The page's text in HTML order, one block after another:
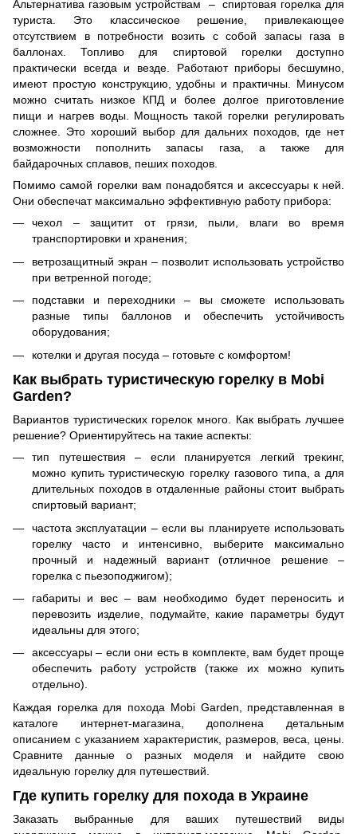
Альтернатива газовым устройствам – спиртовая горелка для
туриста. Это классическое решение, привлекающее
отсутствием в потребности возить с собой запасы газа в
баллонах. Топливо для спиртовой горелки доступно
практически всегда и везде. Работают приборы бесшумно,
имеют простую конструкцию, удобны и практичны. Минусом
можно считать низкое КПД и более долгое приготовление
пищи и нагрев воды. Мощность такой горелки регулировать
сложнее. Это хороший выбор для дальних походов, где нет
возможности пополнить запасы газа, а также для
байдарочных сплавов, пеших походов.
Помимо самой горелки вам понадобятся и аксессуары к ней.
Они обеспечат максимально эффективную работу прибора:
чехол – защитит от грязи, пыли, влаги во время
транспортировки и хранения;
ветрозащитный экран – позволит использовать устройство
при ветренной погоде;
подставки и переходники – вы сможете использовать
разные типы баллонов и обеспечить устойчивость
оборудования;
котелки и другая посуда – готовьте с комфортом!
Как выбрать туристическую горелку в Mobi
Garden?
Вариантов туристических горелок много. Как выбрать лучшее
решение? Ориентируйтесь на такие аспекты:
тип путешествия – если планируется легкий трекинг,
можно купить туристическую горелку газового типа, а для
длительных походов в отдаленные районы стоит выбрать
спиртовый вариант;
частота эксплуатации – если вы планируете использовать
горелку часто и интенсивно, выберите максимально
прочный и надежный вариант (отличное решение –
горелка с пьезоподжигом);
габариты и вес – вам необходимо будет переносить и
перевозить изделие, подумайте, какие параметры будут
идеальны для этого;
аксессуары – если они есть в комплекте, вам будет проще
обеспечить работу устройств (также их можно купить
отдельно).
Каждая горелка для похода Mobi Garden, представленная в
каталоге интернет-магазина, дополнена детальным
описанием с указанием характеристик, размеров, веса, цены.
Сравните данные о разных моделя и найдите свою
идеальную горелку для путешествий.
Где купить горелку для похода в Украине
Заказать выбранные для ваших путешествий виды